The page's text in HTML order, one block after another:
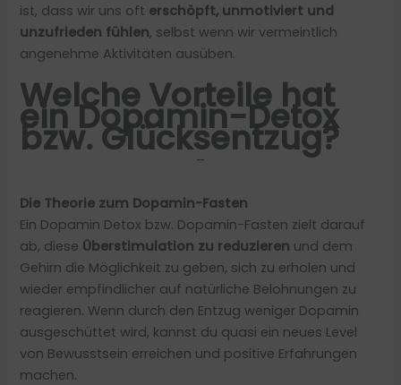
ist, dass wir uns oft erschöpft, unmotiviert und
unzufrieden fühlen, selbst wenn wir vermeintlich
angenehme Aktivitäten ausüben.
Welche Vorteile hat
ein Dopamin-Detox
bzw. Glücksentzug?
–
Die Theorie zum Dopamin-Fasten
Ein Dopamin Detox bzw. Dopamin-Fasten zielt darauf
ab, diese Überstimulation zu reduzieren und dem
Gehirn die Möglichkeit zu geben, sich zu erholen und
wieder empfindlicher auf natürliche Belohnungen zu
reagieren. Wenn durch den Entzug weniger Dopamin
ausgeschüttet wird, kannst du quasi ein neues Level
von Bewusstsein erreichen und positive Erfahrungen
machen.